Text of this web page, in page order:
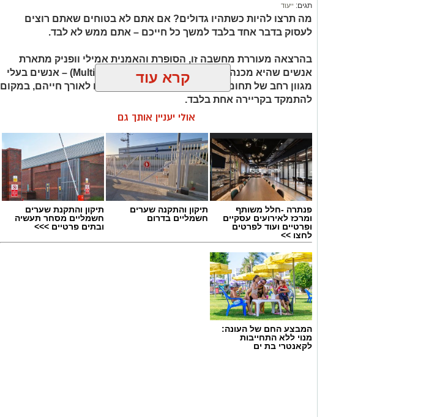
תגים: ייעוד
מה תרצו להיות כשתהיו גדולים? אם אתם לא בטוחים שאתם רוצים
לעסוק בדבר אחד בלבד למשך כל חייכם – אתם ממש לא לבד.
בהרצאה מעוררת מחשבה זו, הסופרת והאמנית אמילי וופניק מתארת
אנשים שהיא מכנה "רבי־פוטנציאל" (Multipotentialites) – אנשים בעלי
מגוון רחב של תחומי עניין, כישורים ועיסוקים שונים לאורך חייהם, במקום
להתמקד בקריירה אחת בלבד.
יש לכם מידע חשוב שטרם נחשף? צילומים מאירוע חדשותי? מצאתם טעות
בכתבה? נשמח שתשתפו אותנו
קרא עוד
אולי יעניין אותך גם
פנתרה -חלל משותף
ומרכז לאירועים עסקיים
ופרטיים ועוד לפרטים
לחצו >>
תיקון והתקנה שערים
חשמליים בדרום
תיקון והתקנת שערים
חשמליים מסחר תעשיה
ובתים פרטיים >>>
המבצע החם של העונה:
מנוי ללא התחייבות
לקאנטרי בת ים